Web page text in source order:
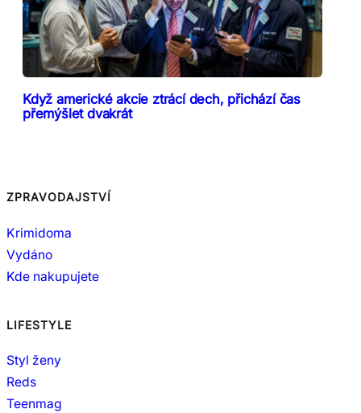
Když americké akcie ztrácí dech, přichází čas
přemýšlet dvakrát
ZPRAVODAJSTVÍ
Krimidoma
Vydáno
Kde nakupujete
LIFESTYLE
Styl ženy
Reds
Teenmag